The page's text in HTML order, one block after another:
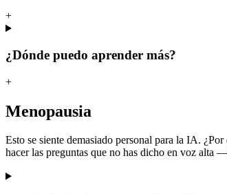
+
¿Dónde puedo aprender más?
+
Menopausia
Esto se siente demasiado personal para la IA.
hacer las preguntas que no has dicho en voz alta